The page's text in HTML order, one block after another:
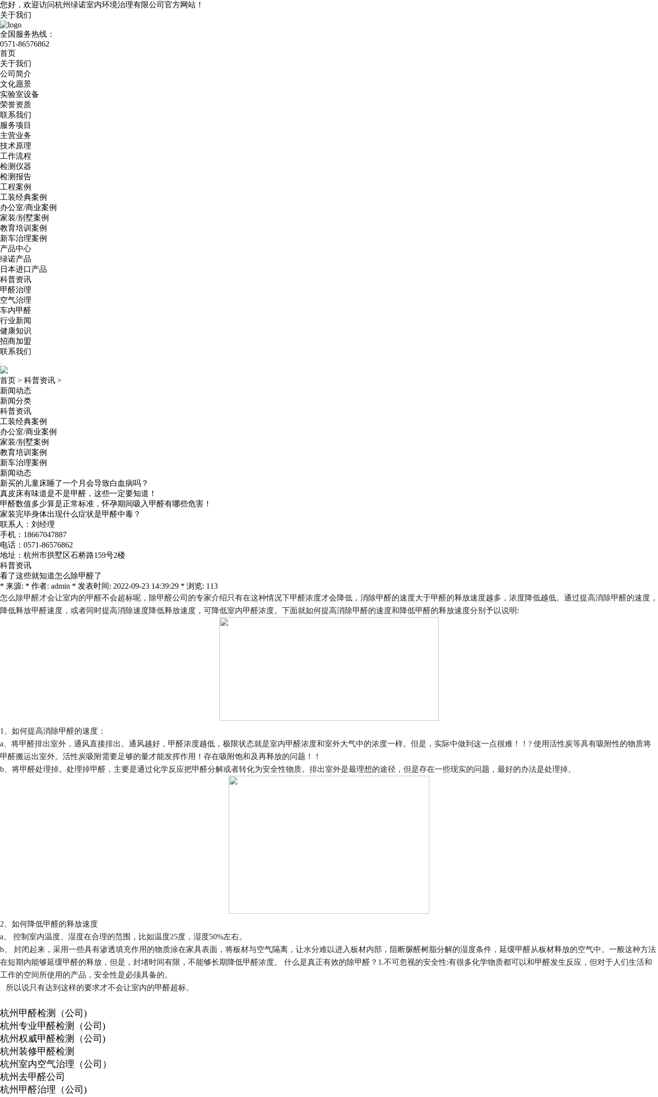
您好，欢迎访问杭州绿诺室内环境治理有限公司官方网站！
关于我们
全国服务热线：
0571-86576862
首页
关于我们
公司简介
文化愿景
实验室设备
荣誉资质
联系我们
服务项目
主营业务
技术原理
工作流程
检测仪器
检测报告
工程案例
工装经典案例
办公室/商业案例
家装/别墅案例
教育培训案例
新车治理案例
产品中心
绿诺产品
日本进口产品
科普资讯
甲醛治理
空气治理
车内甲醛
行业新闻
健康知识
招商加盟
联系我们
首页 > 科普资讯 >
新闻动态
新闻分类
科普资讯
工装经典案例
办公室/商业案例
家装/别墅案例
教育培训案例
新车治理案例
新闻动态
新买的儿童床睡了一个月会导致白血病吗？
真皮床有味道是不是甲醛，这些一定要知道！
甲醛数值多少算是正常标准，怀孕期间吸入甲醛有哪些危害！
家装完毕身体出现什么症状是甲醛中毒？
联系人：刘经理
手机：18667047887
电话：0571-86576862
地址：杭州市拱墅区石桥路159号2楼
科普资讯
看了这些就知道怎么除甲醛了
* 来源: * 作者: admin * 发表时间: 2022-09-23 14:39:29 * 浏览: 113
怎么除甲醛才会让室内的甲醛不会超标呢，除甲醛公司的专家介绍只有在这种情况下甲醛浓度才会降低，消除甲醛的速度大于甲醛的释放速度越多，浓度降低越低。通过提高消除甲醛的速度，
降低释放甲醛速度，或者同时提高消除速度降低释放速度，可降低室内甲醛浓度。下面就如何提高消除甲醛的速度和降低甲醛的释放速度分别予以说明:
1 、如何提高消除甲醛的速度 ：
a
将甲醛排出室外，通风直接排出。通风越好，甲醛浓度越低，极限状态就是室内甲醛浓度和室外大气中的浓度一样。但是，实际中做到这一点很难！！ ? 使用活性炭等具有吸附性的物质将
甲醛搬运出室外。活性炭吸附需要足够的量才能发挥作用！存在吸附饱和及再释放的问题！！
b
将甲醛处理掉。处理掉甲醛，主要是通过化学反应把甲醛分解或者转化为安全性物质。排出室外是最理想的途径，但是存在一些现实的问题，最好的办法是处理掉。
2 、如何降低甲醛的释放速度
a
控制室内温度、湿度在合理的范围，比如温度25度，湿度50%左右。
b
封闭起来，采用一些具有渗透填充作用的物质涂在家具表面，将板材与空气隔离，让水分难以进入板材内部，阻断脲醛树脂分解的湿度条件，延缓甲醛从板材释放的空气中。一般这种方法
在短期内能够延缓甲醛的释放，但是，封堵时间有限，不能够长期降低甲醛浓度。 什么是真正有效的除甲醛？ 1.不可忽视的安全性:有很多化学物质都可以和甲醛发生反应，但对于人们生活和
工作的空间所使用的产品，安全性是必须具备的。
所以说只有达到这样的要求才不会让室内的甲醛超标。
杭州甲醛检测（公司)
杭州专业甲醛检测（公司)
杭州权威甲醛检测（公司)
杭州装修甲醛检测
杭州室内空气治理（公司）
杭州去甲醛公司
杭州甲醛治理（公司)